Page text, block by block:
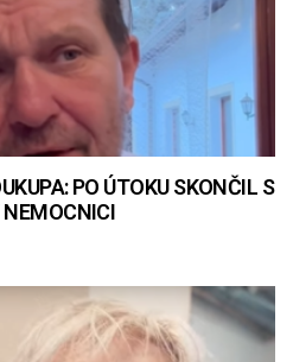
PO ÚTOKU SKONČIL S